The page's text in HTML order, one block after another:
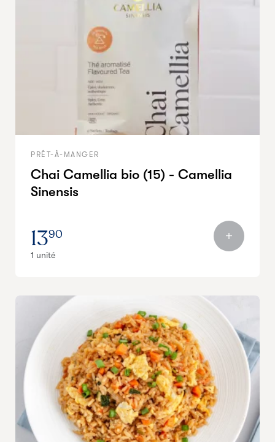
PRÊT-À-MANGER
Chai Camellia bio (15) - Camellia
Sinensis
1390
1 unité